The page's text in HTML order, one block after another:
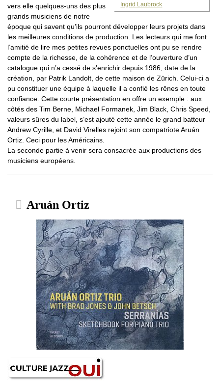
Ingrid Laubrock
vers elle quelques-uns des plus
grands musiciens de notre
époque qui savent qu’ils pourront développer leurs projets dans
les meilleures conditions de production. Les lecteurs qui me font
l’amitié de lire mes petites revues ponctuelles ont pu se rendre
compte de la richesse, de la cohérence et de l’ouverture d’un
catalogue qui n’a cessé de s’enrichir depuis 1986, date de la
création, par Patrik Landolt, de cette maison de Zürich. Celui-ci a
pu constituer une équipe à laquelle il a confié les rênes en toute
confiance. Cette courte présentation en offre un exemple : aux
côtés des Tim Berne, Michael Formanek, Jim Black, Chris Speed,
valeurs sûres du label, s’est ajouté cette année le grand batteur
Andrew Cyrille, et David Virelles rejoint son compatriote Aruán
Ortiz. Ceci pour les Américains.
La seconde partie à venir sera consacrée aux productions des
musiciens européens.
Aruán Ortiz